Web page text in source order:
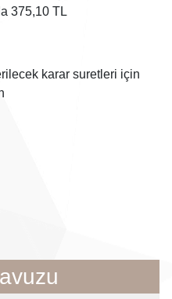
375,10 TL
karar suretleri için
dahil)